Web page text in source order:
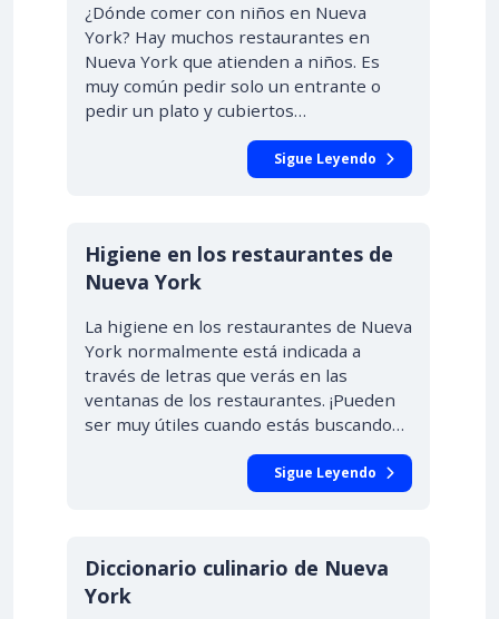
¿Dónde comer con niños en Nueva
York? Hay muchos restaurantes en
Nueva York que atienden a niños. Es
muy común pedir solo un entrante o
pedir un plato y cubiertos…
Sigue Leyendo
Higiene en los restaurantes de
Nueva York
La higiene en los restaurantes de Nueva
York normalmente está indicada a
través de letras que verás en las
ventanas de los restaurantes. ¡Pueden
ser muy útiles cuando estás buscando…
Sigue Leyendo
Diccionario culinario de Nueva
York